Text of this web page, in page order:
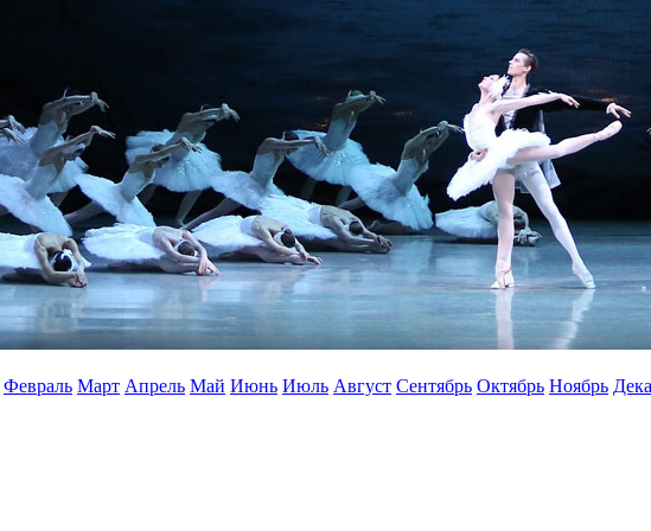
Февраль Март Апрель Май Июнь Июль Август Сентябрь Октябрь Ноябрь